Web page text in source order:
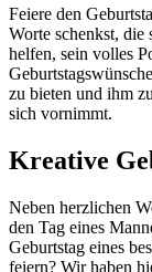
Feiere den
Worte schenkst, die
helfen, sein volles
zu bieten und ihm
sich vornimmt.
Kreative
Neben herzlichen
den Tag eines
Geburtstag eines
feiern? Wir haben